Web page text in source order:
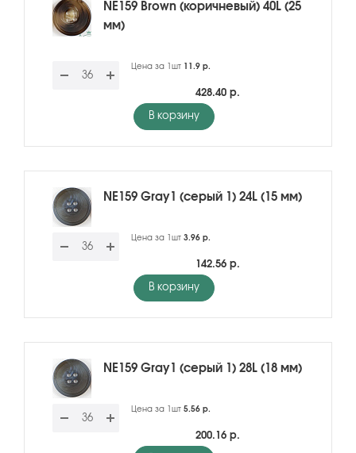
NE159 Brown (коричневый) 40L (25
мм)
Цена за 1шт 11.9 р.
428.40 р.
В корзину
NE159 Gray1 (серый 1) 24L (15 мм)
Цена за 1шт 3.96 р.
142.56 р.
В корзину
NE159 Gray1 (серый 1) 28L (18 мм)
Цена за 1шт 5.56 р.
200.16 р.